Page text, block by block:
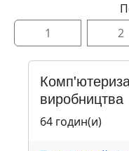
1
2
виробництва
64 годин(и)